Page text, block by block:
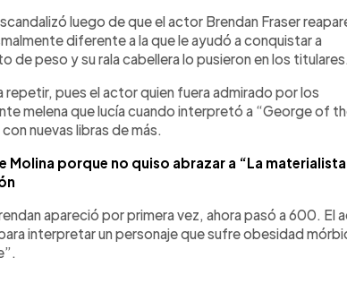
luego de que el actor Brendan Fraser
diferente a la que le ayudó a conquistar a
de peso y su rala cabellera lo pusieron en los titulares.
repetir, pues el actor quien fuera admirado por los
melena que lucía cuando interpretó a “George of
nuevas libras de más.
Molina porque no quiso abrazar a “La
apareció por primera vez, ahora pasó a 600. El
interpretar un personaje que sufre obesidad